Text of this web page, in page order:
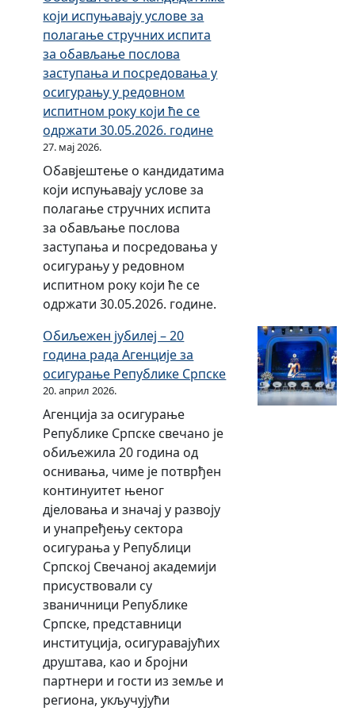
е
и
Т
у
р
с
к
е
г
е
)
њ
а
у
о
с
и
г
р
а
њ
у
у
в
а
н
е
д
н
о
м
и
с
п
и
т
н
о
м
р
о
к
у
к
о
ј
С
р
п
с
к
е
2
2
5
.
г
о
д
и
н
,
к
о
ј
е
ј
е
ј
е
о
р
г
а
н
и
з
о
в
а
л
с
р
е
д
о
в
а
њ
у
о
с
и
г
у
р
а
њ
у
–
В
а
н
р
е
д
н
и
р
о
к
т
а
з
а
з
а
с
т
п
н
и
к
е
и
б
р
о
к
е
р
у
о
с
и
г
у
р
а
њ
у
о
д
р
ж
а
м
и
н
у
з
а
п
л
а
г
а
њ
е
с
т
у
ч
н
о
г
и
с
п
и
т
а
у
р
е
д
о
в
н
о
м
који испуњавају услове за
полагање стручних испита
за обављање послова
заступања и посредовања у
осигурању у редовном
испитном року који ће се
одржати 30.05.2026. године
27. мај 2026.
Обавјештење о кандидатима
који испуњавају услове за
полагање стручних испита
за обављање послова
заступања и посредовања у
осигурању у редовном
испитном року који ће се
одржати 30.05.2026. године.
Обиљежен јубилеј – 20
година рада Агенције за
осигурање Републике Српске
20. април 2026.
Агенција за осигурање
Републике Српске свечано је
обиљежила 20 година од
оснивања, чиме је потврђен
континуитет њеног
дјеловања и значај у развоју
и унапређењу сектора
осигурања у Републици
Српској Свечаној академији
присуствовали су
званичници Републике
Српске, представници
институција, осигуравајућих
друштава, као и бројни
партнери и гости из земље и
региона, укључујући